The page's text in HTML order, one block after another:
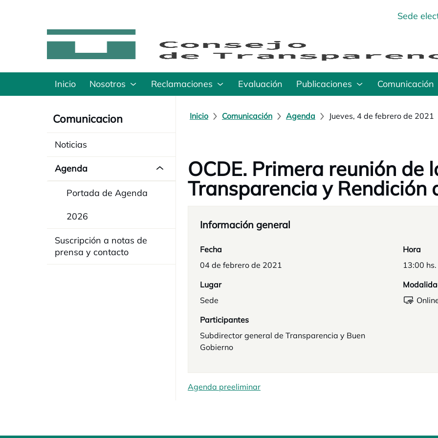
Sede
Inicio Nosotros Reclamaciones Evaluación Publicaciones Comunicación
Comunicacion
Noticias
Agenda
Portada de Agenda
2026
Suscripción a notas de
prensa y contacto
Inicio Comunicación Agenda Jueves, 4 de febrero de 2021
OCDE. Primera reunión de
Transparencia y Rendición
Información general
Fecha
04 de febrero de 2021
Hora
13:00 hs.
Lugar
Sede
Participantes
Subdirector general de Transparencia y Buen
Gobierno
Agenda preeliminar